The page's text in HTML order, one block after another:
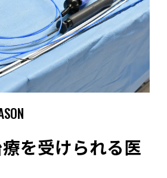
を受けられる医